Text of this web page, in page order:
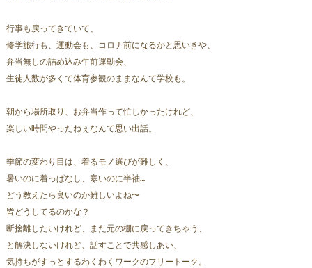
行事も戻ってきていて、
修学旅行も、運動会も、コロナ前になるかと思いきや、
弁当無しの詰め込み午前運動会、
生徒人数が多くて体育参観のままなんて学校も。
朝から場所取り、お弁当作って忙しかったけれど、
楽しい時間やったねぇなんて思い出話。
季節の変わり目は、着るモノ選びが難しく、
暑いのに着っぱなし、寒いのに半袖…
どう教えたら良いのか難しいよね〜
皆どうしてるのかな？
断捨離したいけれど、また元の棚に戻ってきちゃう、
と解決しないけれど、話すことで共感しあい、
気持ちがすっとするわくわくワークのフリートーク。